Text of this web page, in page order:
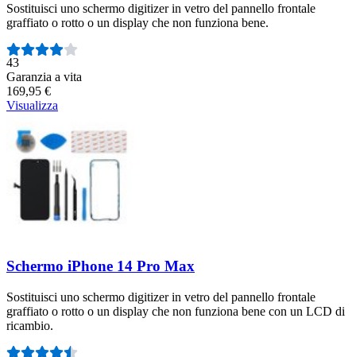
Sostituisci uno schermo digitizer in vetro del pannello frontale
graffiato o rotto o un display che non funziona bene.
Numero di recensioni:
43
Garanzia a vita
169,95 €
Visualizza
Schermo iPhone 14 Pro Max
Sostituisci uno schermo digitizer in vetro del pannello frontale
graffiato o rotto o un display che non funziona bene con un LCD di
ricambio.